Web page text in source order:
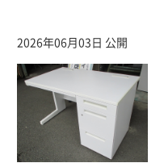
2026年06月03日 公開